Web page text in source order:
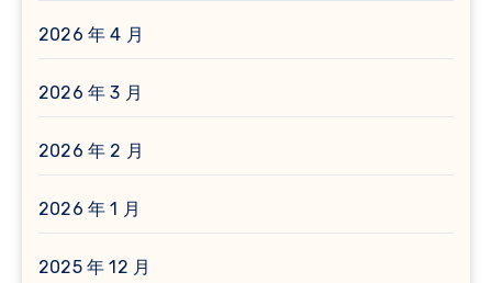
2026 年 4 月
2026 年 3 月
2026 年 2 月
2026 年 1 月
2025 年 12 月